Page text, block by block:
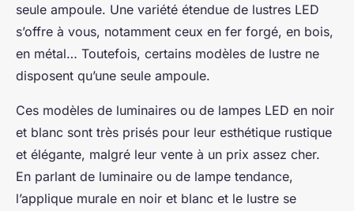
seule ampoule. Une variété étendue de lustres LED
s’offre à vous, notamment ceux en fer forgé, en bois,
en métal… Toutefois, certains modèles de lustre ne
disposent qu’une seule ampoule.
Ces modèles de luminaires ou de lampes LED en noir
et blanc sont très prisés pour leur esthétique rustique
et élégante, malgré leur vente à un prix assez cher.
En parlant de luminaire ou de lampe tendance,
l’applique murale en noir et blanc et le lustre se